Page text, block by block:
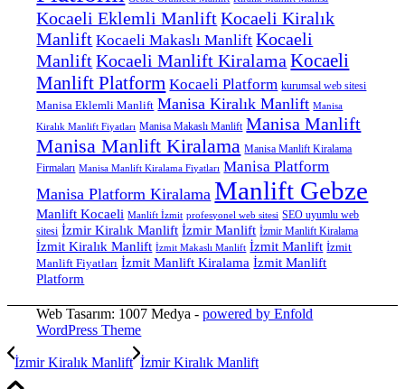
Kocaeli Eklemli Manlift Kocaeli Kiralık
Manlift Kocaeli Makaslı Manlift Kocaeli
Manlift Kocaeli Manlift Kiralama Kocaeli
Manlift Platform Kocaeli Platform kurumsal web sitesi
Manisa Eklemli Manlift Manisa Kiralık Manlift Manisa
Kiralık Manlift Fiyatları Manisa Makaslı Manlift Manisa Manlift
Manisa Manlift Kiralama Manisa Manlift Kiralama
Firmaları Manisa Manlift Kiralama Fiyatları Manisa Platform
Manisa Platform Kiralama Manlift Gebze
Manlift Kocaeli Manlift İzmit profesyonel web sitesi SEO uyumlu web
sitesi İzmir Kiralık Manlift İzmir Manlift İzmir Manlift Kiralama
İzmit Kiralık Manlift İzmit Makaslı Manlift İzmit Manlift İzmit
Manlift Fiyatları İzmit Manlift Kiralama İzmit Manlift
Platform
Web Tasarım: 1007 Medya -powered by Enfold
WordPress Theme
İzmir Kiralık Manlift İzmir Kiralık Manlift